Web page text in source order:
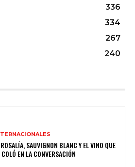
336
334
267
240
SAUVIGNON BLANC Y EL VINO QUE
COLÓ EN LA CONVERSACIÓN